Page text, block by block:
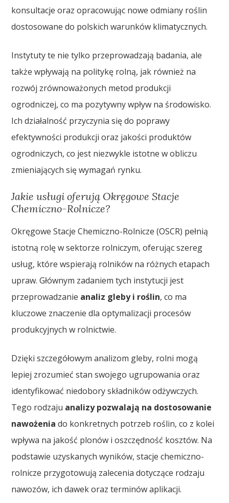
konsultacje oraz opracowując nowe odmiany roślin
dostosowane do polskich warunków klimatycznych.
Instytuty te nie tylko przeprowadzają badania, ale
także wpływają na politykę rolną, jak również na
rozwój zrównoważonych metod produkcji
ogrodniczej, co ma pozytywny wpływ na środowisko.
Ich działalność przyczynia się do poprawy
efektywności produkcji oraz jakości produktów
ogrodniczych, co jest niezwykle istotne w obliczu
zmieniających się wymagań rynku.
Jakie usługi oferują Okręgowe Stacje
Chemiczno-Rolnicze?
Okręgowe Stacje Chemiczno-Rolnicze (OSCR) pełnią
istotną rolę w sektorze rolniczym, oferując szereg
usług, które wspierają rolników na różnych etapach
upraw. Głównym zadaniem tych instytucji jest
przeprowadzanie analiz gleby i roślin, co ma
kluczowe znaczenie dla optymalizacji procesów
produkcyjnych w rolnictwie.
Dzięki szczegółowym analizom gleby, rolni mogą
lepiej zrozumieć stan swojego ugrupowania oraz
identyfikować niedobory składników odżywczych.
Tego rodzaju analizy pozwalają na dostosowanie
nawożenia do konkretnych potrzeb roślin, co z kolei
wpływa na jakość plonów i oszczędność kosztów. Na
podstawie uzyskanych wyników, stacje chemiczno-
rolnicze przygotowują zalecenia dotyczące rodzaju
nawozów, ich dawek oraz terminów aplikacji.